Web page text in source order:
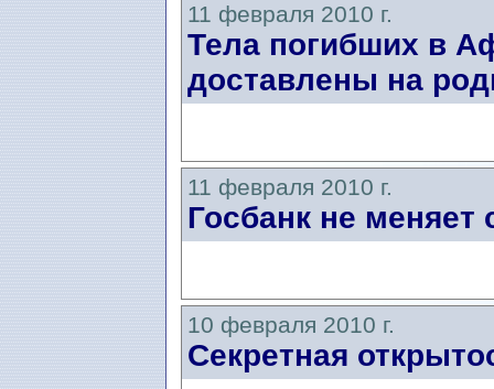
11 февраля 2010 г.
Тела погибших в
доставлены на
11 февраля 2010 г.
Госбанк не меняет
10 февраля 2010 г.
Секретная